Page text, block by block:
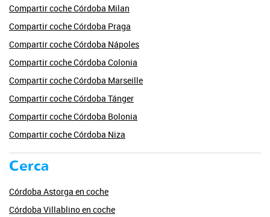
Compartir coche Córdoba Milan
Compartir coche Córdoba Praga
Compartir coche Córdoba Nápoles
Compartir coche Córdoba Colonia
Compartir coche Córdoba Marseille
Compartir coche Córdoba Tánger
Compartir coche Córdoba Bolonia
Compartir coche Córdoba Niza
Cerca
Córdoba Astorga en coche
Córdoba Villablino en coche